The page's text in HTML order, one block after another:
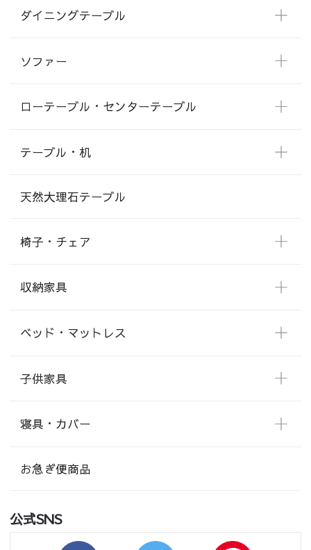
ダイニングテーブル
ソファー
ローテーブル・センターテーブル
テーブル・机
天然大理石テーブル
椅子・チェア
収納家具
ベッド・マットレス
子供家具
寝具・カバー
お急ぎ便商品
公式SNS